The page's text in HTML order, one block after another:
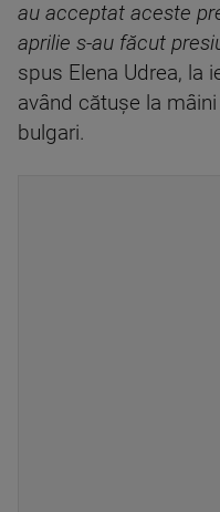
au acceptat aceste
aprilie s-au făcut
spus Elena Udrea, la
având cătuşe la
bulgari.